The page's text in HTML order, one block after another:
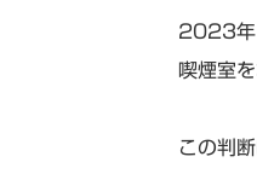
2023年
喫煙室
この判